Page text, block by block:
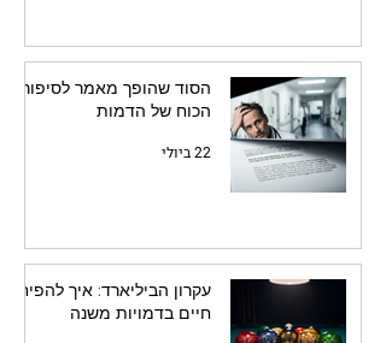
הסוד שהופך מאמר לסיפור:
הכוח של הדמות
22 ביולי
עקרון הביליארד: איך להפיח
חיים בדמויות משנה